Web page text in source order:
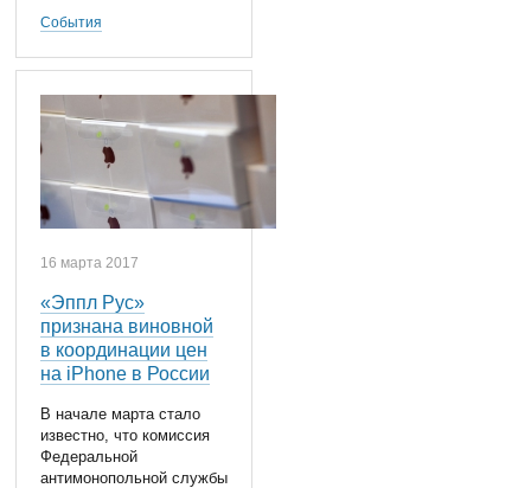
События
16 марта 2017
«Эппл Рус»
признана виновной
в координации цен
на iPhone в России
В начале марта стало
известно, что комиссия
Федеральной
антимонопольной службы